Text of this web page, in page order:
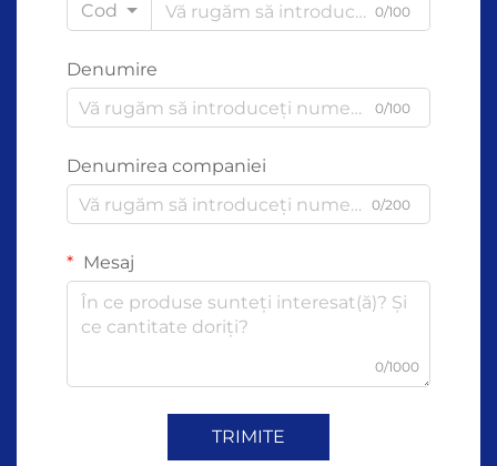
Cod
0/100
Denumire
0/100
Denumirea companiei
0/200
Mesaj
0/1000
TRIMITE